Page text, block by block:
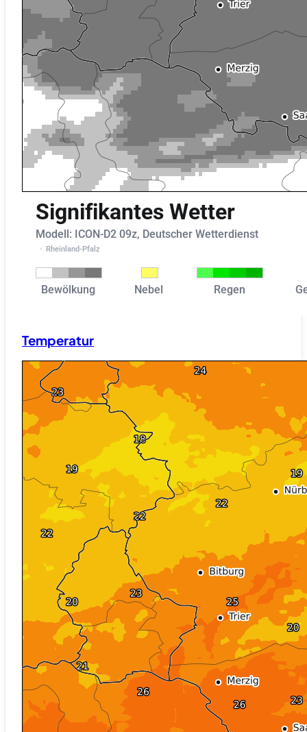
Temperatur